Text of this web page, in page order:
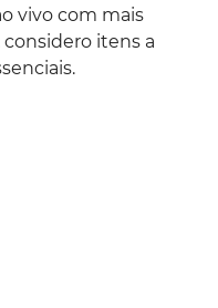
vivo com mais
considero itens a